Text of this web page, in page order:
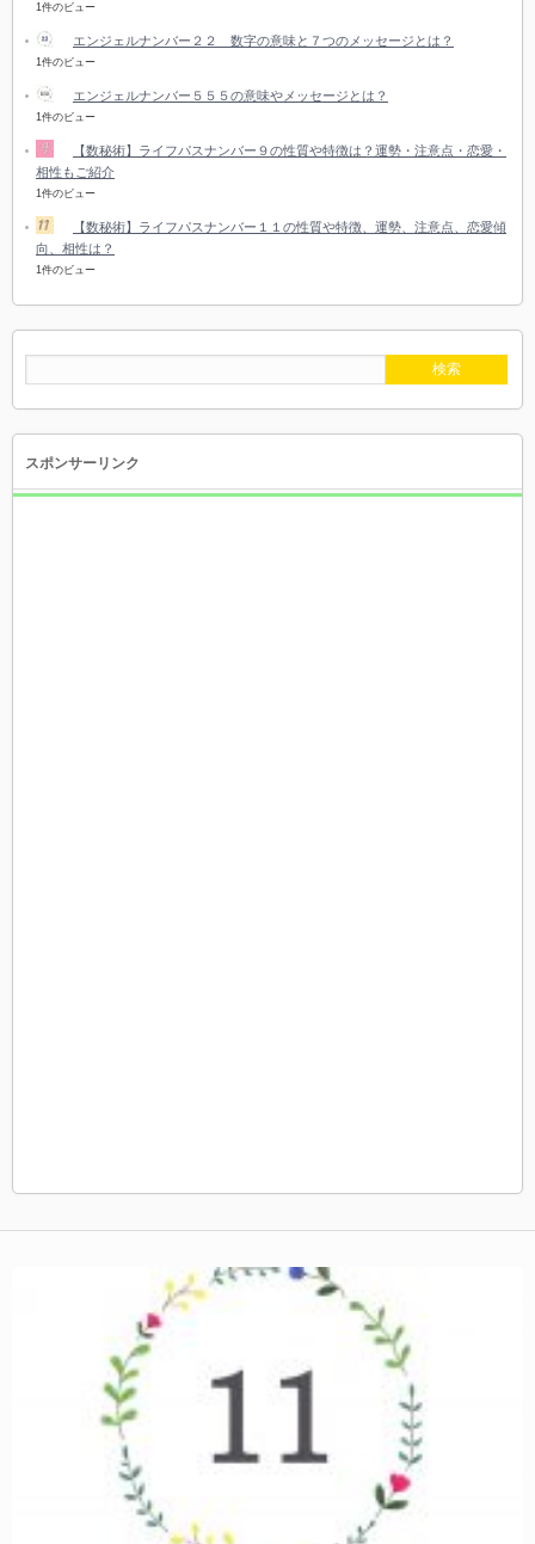
1件のビュー
エンジェルナンバー２２ 数字の意味と７つのメッセージとは？
1件のビュー
エンジェルナンバー５５５の意味やメッセージとは？
1件のビュー
【数秘術】ライフパスナンバー９の性質や特徴は？運勢・注意点・恋愛・
相性もご紹介
1件のビュー
【数秘術】ライフパスナンバー１１の性質や特徴、運勢、注意点、恋愛傾
向、相性は？
1件のビュー
スポンサーリンク